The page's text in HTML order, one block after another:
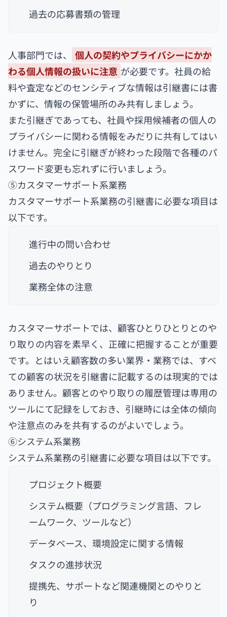
過去の応募書類の管理
人事部門では、
個人の契約やプライバシーにかか
わる個人情報の扱いに注意 が必要です。社員の給
料や査定などのセンシティブな情報は引継書には書
かずに、情報の保管場所のみ共有しましょう。
また引継ぎであっても、社員や採用候補者の個人の
プライバシーに関わる情報をみだりに共有してはい
けません。完全に引継ぎが終わった段階で各種のパ
スワード変更も忘れずに行いましょう。
⑤カスタマーサポート系業務
カスタマーサポート系業務の引継書に必要な項目は
以下です。
進行中の問い合わせ
過去のやりとり
業務全体の注意
カスタマーサポートでは、顧客ひとりひとりとのや
り取りの内容を素早く、正確に把握することが重要
です。とはいえ顧客数の多い業界・業務では、すべ
ての顧客の状況を引継書に記載するのは現実的では
ありません。顧客とのやり取りの履歴管理は専用の
ツールにて記録をしておき、引継時には全体の傾向
や注意点のみを共有するのがよいでしょう。
⑥システム系業務
システム系業務の引継書に必要な項目は以下です。
プロジェクト概要
システム概要（プログラミング言語、フレ
ームワーク、ツールなど）
データベース、環境設定に関する情報
タスクの進捗状況
提携先、サポートなど関連機関とのやりと
り